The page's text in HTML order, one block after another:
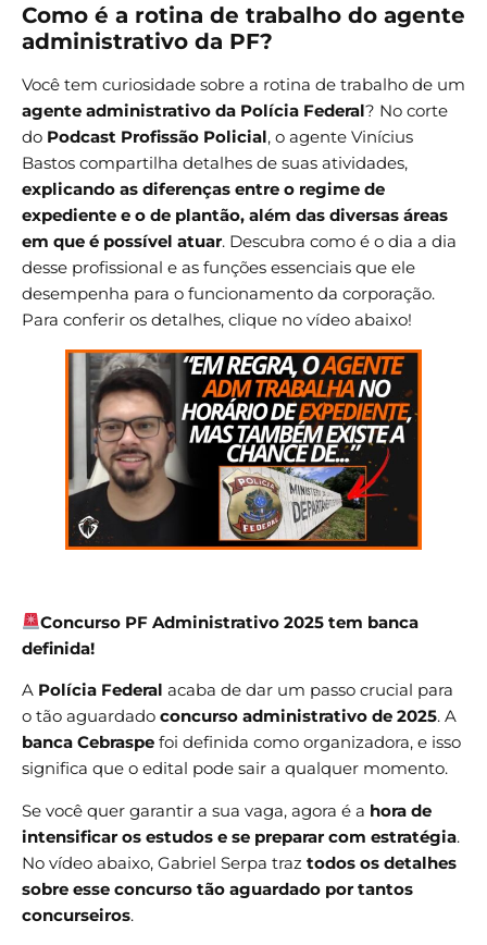
Como é a rotina de trabalho do agente
administrativo da PF?
Você tem curiosidade sobre a rotina de trabalho de um
agente administrativo da Polícia Federal? No corte
do Podcast Profissão Policial, o agente Vinícius
Bastos compartilha detalhes de suas atividades,
explicando as diferenças entre o regime de
expediente e o de plantão, além das diversas áreas
em que é possível atuar. Descubra como é o dia a dia
desse profissional e as funções essenciais que ele
desempenha para o funcionamento da corporação.
Para conferir os detalhes, clique no vídeo abaixo!
Concurso PF Administrativo 2025 tem banca
definida!
A Polícia Federal acaba de dar um passo crucial para
o tão aguardado concurso administrativo de 2025. A
banca Cebraspe foi definida como organizadora, e isso
significa que o edital pode sair a qualquer momento.
Se você quer garantir a sua vaga, agora é a hora de
intensificar os estudos e se preparar com estratégia.
No vídeo abaixo, Gabriel Serpa traz todos os detalhes
sobre esse concurso tão aguardado por tantos
concurseiros.